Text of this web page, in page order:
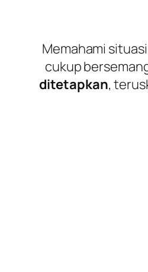
Memahami
cukup
ditetapkan,